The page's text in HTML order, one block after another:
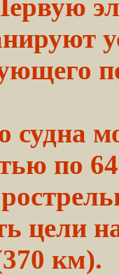
судна
по
цели
км).